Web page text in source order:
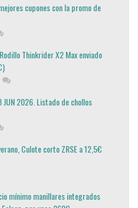
cupones con la promo de
Thinkrider X2 Max enviado
JUN 2026. Listado de chollos
Culote corto ZRSE a 12,5€
mínimo manillares integrados